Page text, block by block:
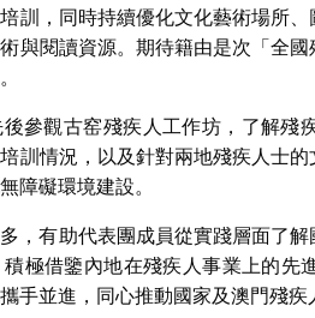
訓，同時持續優化文化藝術場所
與閱讀資源。期待籍由是次「全
參觀古窑殘疾人工作坊，了解殘
訓情況，以及針對兩地殘疾人士
障礙環境建設。
，有助代表團成員從實踐層面了
極借鑒內地在殘疾人事業上的先
手並進，同心推動國家及澳門殘疾